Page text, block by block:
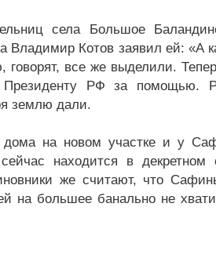
села Большое
Владимир Котов заявил ей: «А
говорят, все же выделили.
РФ за помощью.
землю дали.
дома на новом участке и у
находится в
же считают, что
на большее банально не